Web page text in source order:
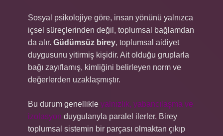
Sosyal psikolojiye göre, insan yönünü yalnızca
içsel süreçlerinden değil, toplumsal bağlamdan
da alır. Güdümsüz birey, toplumsal aidiyet
duygusunu yitirmiş kişidir. Ait olduğu gruplarla
bağı zayıflamış, kimliğini belirleyen norm ve
değerlerden uzaklaşmıştır.
Bu durum genellikle yalnızlık, yabancılaşma ve
izolasyon duygularıyla paralel ilerler. Birey
toplumsal sistemin bir parçası olmaktan çıkıp